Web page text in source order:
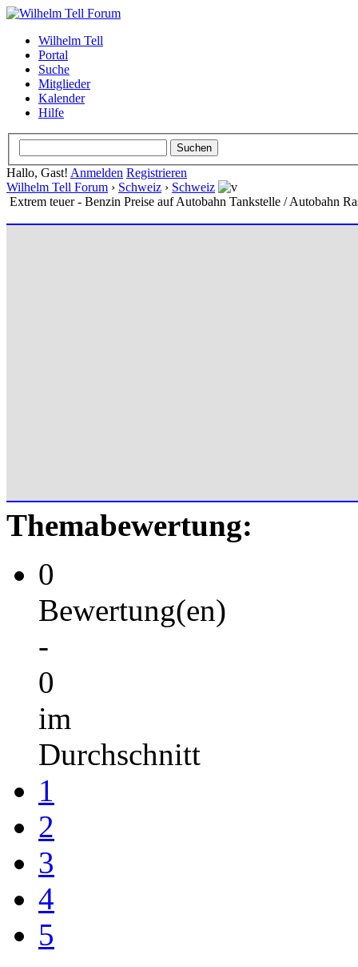
Wilhelm Tell
Portal
Suche
Mitglieder
Kalender
Hilfe
Hallo, Gast! Anmelden Registrieren
Wilhelm Tell Forum › Schweiz › Schweiz
Extrem teuer - Benzin Preise auf Autobahn Tankstelle / Autobahn
Themabewertung:
0
Bewertung(en)
-
0
im
Durchschnitt
1
2
3
4
5